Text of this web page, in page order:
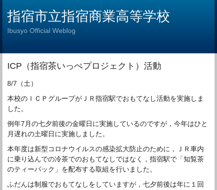
指宿市立指宿商業高等学校
Ibusyo Official Weblog
ICP（指宿茶いっぺプロジェクト）活動
8/7（土）
本校のＩＣＰグループがＪＲ指宿駅でおもてなし活動を実施しま
した。
例年7月の七夕前後の金曜日に実施しているのですが，今年はひと
月遅れの土曜日に実施しました。
本年度は新型コロナウイルスの感染拡大防止のために，ＪＲ車内
に乗り込んでの冷茶でのおもてなしではなく，指宿駅で「知覧茶
のティーパック」を配布する取組を行いました。
ふだんは制服でおもてなしをしていますが，七夕前後は年に１回